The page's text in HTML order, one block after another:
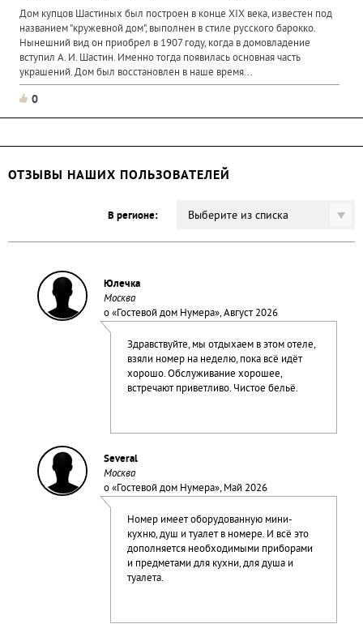
Дом купцов Шастиных был построен в конце XIX века, известен под
названием "кружевной дом", выполнен в стиле pусского баpокко.
Нынешний вид он приобрел в 1907 году, когда в домовладение
вступил А. И. Шастин. Именно тогда появилась основная часть
украшений. Дом был восстановлен в наше вpемя...
0
ОТЗЫВЫ НАШИХ ПОЛЬЗОВАТЕЛЕЙ
В регионе: Выберите из списка
Юлечка
Москва
о «Гостевой дом Нумера», Август 2026
Здравствуйте, мы отдыхаем в этом отеле,
взяли номер на неделю, пока всё идёт
хорошо. Обслуживание хорошее,
встречают приветливо. Чистое бельё.
Several
Москва
о «Гостевой дом Нумера», Май 2026
Номер имеет оборудованную мини-
кухню, душ и туалет в номере. И всё это
дополняется необходимыми приборами
и предметами для кухни, для душа и
туалета.